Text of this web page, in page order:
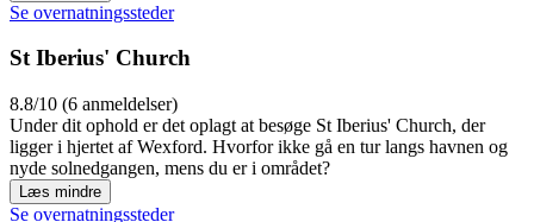
Se overnatningssteder
St Iberius' Church
8.8/10 (6 anmeldelser)
Under dit ophold er det oplagt at besøge St Iberius' Church, der
ligger i hjertet af Wexford. Hvorfor ikke gå en tur langs havnen og
nyde solnedgangen, mens du er i området?
Læs mindre
Se overnatningssteder